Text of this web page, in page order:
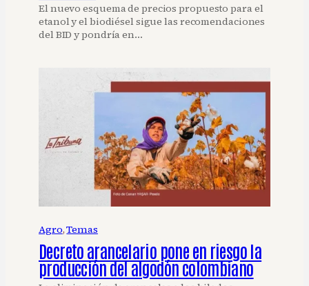
El nuevo esquema de precios propuesto para el
etanol y el biodiésel sigue las recomendaciones
del BID y pondría en…
Agro, Temas
Decreto arancelario pone en riesgo la
producción del algodón colombiano